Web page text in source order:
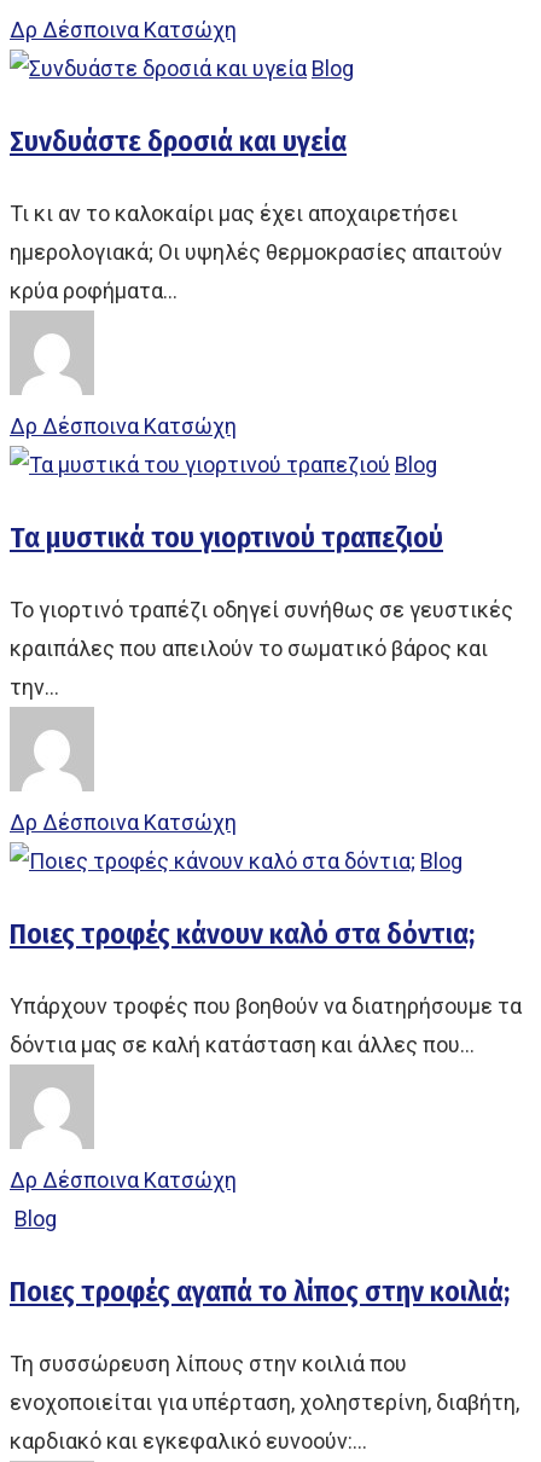
Δρ Δέσποινα Κατσώχη
Blog
Συνδυάστε δροσιά και υγεία
Τι κι αν το καλοκαίρι μας έχει αποχαιρετήσει
ημερολογιακά; Οι υψηλές θερμοκρασίες απαιτούν
κρύα ροφήματα…
Δρ Δέσποινα Κατσώχη
Blog
Τα μυστικά του γιορτινού τραπεζιού
Το γιορτινό τραπέζι οδηγεί συνήθως σε γευστικές
κραιπάλες που απειλούν το σωματικό βάρος και
την…
Δρ Δέσποινα Κατσώχη
Blog
Ποιες τροφές κάνουν καλό στα δόντια;
Υπάρχουν τροφές που βοηθούν να διατηρήσουμε τα
δόντια μας σε καλή κατάσταση και άλλες που…
Δρ Δέσποινα Κατσώχη
Blog
Ποιες τροφές αγαπά το λίπος στην κοιλιά;
Τη συσσώρευση λίπους στην κοιλιά που
ενοχοποιείται για υπέρταση, χοληστερίνη, διαβήτη,
καρδιακό και εγκεφαλικό ευνοούν:…